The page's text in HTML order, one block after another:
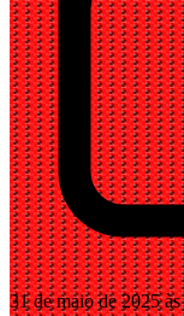
31 de maio de 2025